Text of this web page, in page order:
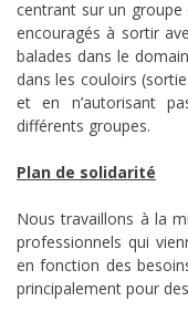
centrant sur un
encouragés à sortir
balades dans le
dans les couloirs
et en n’autorisant
différents groupes.
Plan de solidarité
Nous travaillons à la
professionnels qui
en fonction des
principalement pour